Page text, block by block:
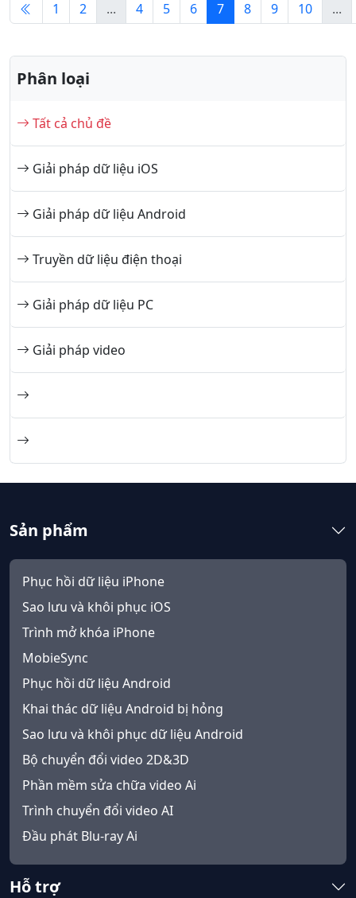
Phân loại
Tất cả chủ đề
Giải pháp dữ liệu iOS
Giải pháp dữ liệu Android
Truyền dữ liệu điện thoại
Giải pháp dữ liệu PC
Giải pháp video
1 2 ... 4 5 6 7 8 9 10 ...
Sản phẩm
Phục hồi dữ liệu iPhone
Sao lưu và khôi phục iOS
Trình mở khóa iPhone
MobieSync
Phục hồi dữ liệu Android
Khai thác dữ liệu Android bị hỏng
Sao lưu và khôi phục dữ liệu Android
Bộ chuyển đổi video 2D&3D
Phần mềm sửa chữa video Ai
Trình chuyển đổi video AI
Đầu phát Blu-ray Ai
Hỗ trợ